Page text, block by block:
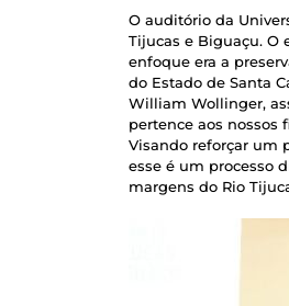
O auditório da
Tijucas e Biguaçu. O
enfoque era a
do Estado de Santa
William Wollinger,
pertence aos nossos
Visando reforçar um
esse é um processo
margens do Rio